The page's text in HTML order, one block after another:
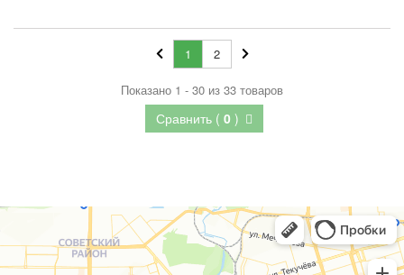
Сравнить ( 0 )
1 2
Показано 1 - 30 из 33 товаров